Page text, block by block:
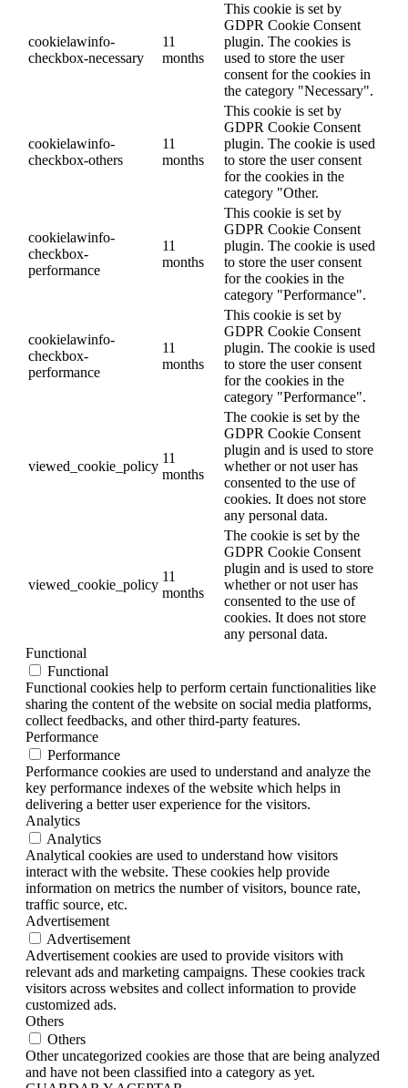
cookielawinfo-
checkbox-necessary
11
months
This cookie is set by
GDPR Cookie Consent
plugin. The cookies is
used to store the user
consent for the cookies in
the category "Necessary".
cookielawinfo-
checkbox-others
11
months
This cookie is set by
GDPR Cookie Consent
plugin. The cookie is used
to store the user consent
for the cookies in the
category "Other.
cookielawinfo-
checkbox-
performance
11
months
This cookie is set by
GDPR Cookie Consent
plugin. The cookie is used
to store the user consent
for the cookies in the
category "Performance".
cookielawinfo-
checkbox-
performance
11
months
This cookie is set by
GDPR Cookie Consent
plugin. The cookie is used
to store the user consent
for the cookies in the
category "Performance".
viewed_cookie_policy
11
months
The cookie is set by the
GDPR Cookie Consent
plugin and is used to store
whether or not user has
consented to the use of
cookies. It does not store
any personal data.
viewed_cookie_policy
11
months
The cookie is set by the
GDPR Cookie Consent
plugin and is used to store
whether or not user has
consented to the use of
cookies. It does not store
any personal data.
Functional
Functional
Functional cookies help to perform certain functionalities like
sharing the content of the website on social media platforms,
collect feedbacks, and other third-party features.
Performance
Performance
Performance cookies are used to understand and analyze the
key performance indexes of the website which helps in
delivering a better user experience for the visitors.
Analytics
Analytics
Analytical cookies are used to understand how visitors
interact with the website. These cookies help provide
information on metrics the number of visitors, bounce rate,
traffic source, etc.
Advertisement
Advertisement
Advertisement cookies are used to provide visitors with
relevant ads and marketing campaigns. These cookies track
visitors across websites and collect information to provide
customized ads.
Others
Others
Other uncategorized cookies are those that are being analyzed
and have not been classified into a category as yet.